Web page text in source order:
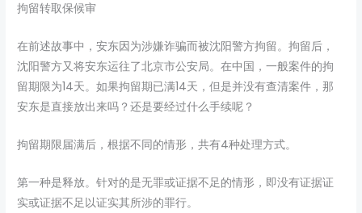
拘留转取保候审
在前述故事中，安东因为涉嫌诈骗而被沈阳警方拘留。拘留后，
沈阳警方又将安东运往了北京市公安局。在中国，一般案件的拘
留期限为14天。如果拘留期已满14天，但是并没有查清案件，那
安东是直接放出来吗？还是要经过什么手续呢？
拘留期限届满后，根据不同的情形，共有4种处理方式。
第一种是释放。针对的是无罪或证据不足的情形，即没有证据证
实或证据不足以证实其所涉的罪行。